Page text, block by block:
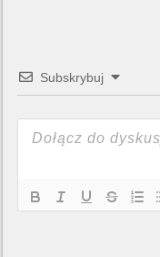
Subskrybuj